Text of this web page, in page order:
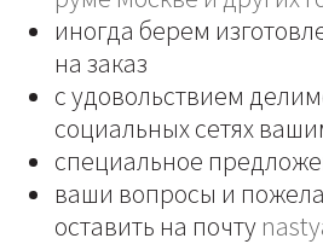
иногда берем
на заказ
с удовольствием
социальных сетях
специальное
ваши вопросы и
оставить на почту